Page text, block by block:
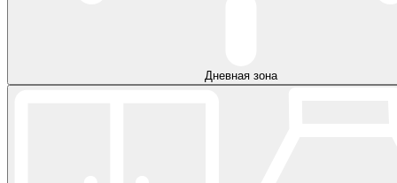
Дневная зона